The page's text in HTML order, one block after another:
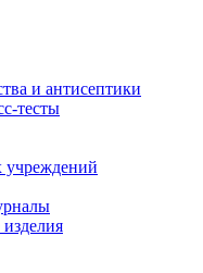
и антисептики
тесты
учреждений